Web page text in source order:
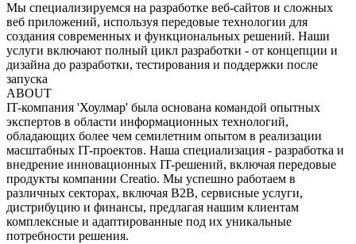
Мы специализируемся на разработке веб-сайтов и сложных
веб приложений, используя передовые технологии для
создания современных и функциональных решений. Наши
услуги включают полный цикл разработки - от концепции и
дизайна до разработки, тестирования и поддержки после
запуска
ABOUT
IT-компания 'Хоулмар' была основана командой опытных
экспертов в области информационных технологий,
обладающих более чем семилетним опытом в реализации
масштабных IT-проектов. Наша специализация - разработка и
внедрение инновационных IT-решений, включая передовые
продукты компании Creatio. Мы успешно работаем в
различных секторах, включая B2B, сервисные услуги,
дистрибуцию и финансы, предлагая нашим клиентам
комплексные и адаптированные под их уникальные
потребности решения.